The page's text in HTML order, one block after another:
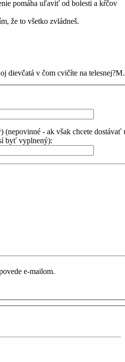
pomáha uľaviť od bolesti a kŕčov
že to všetko zvládneš.
dievčatá v čom cvičíte na
(nepovinné - ak však chcete dostávať
byť vyplnený):
e-mailom.